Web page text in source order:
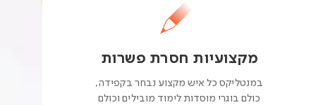
מקצועיות חסרת פשרות
במנטליקס כל איש מקצוע נבחר בקפידה,
כולם בוגרי מוסדות לימוד מובילים וכולם